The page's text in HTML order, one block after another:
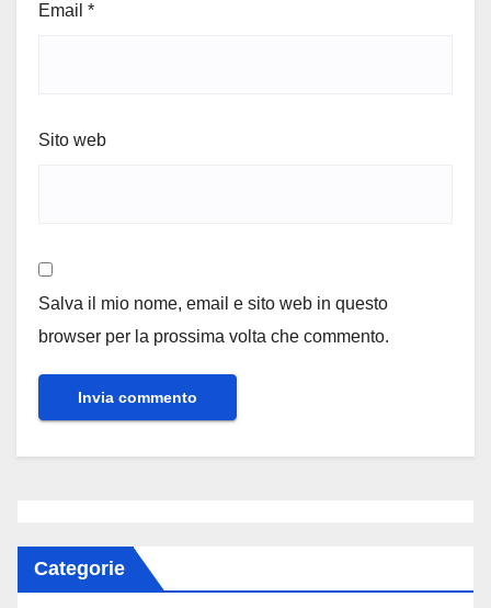
Email *
Sito web
Salva il mio nome, email e sito web in questo
browser per la prossima volta che commento.
Categorie